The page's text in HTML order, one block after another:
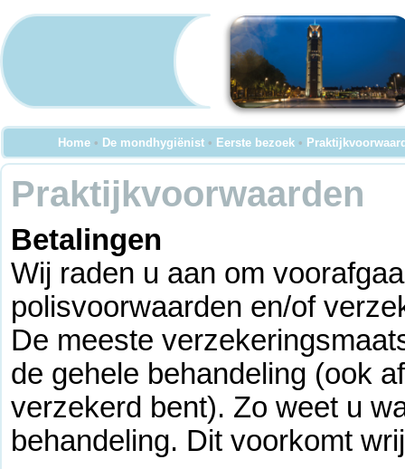
Home • De mondhygiënist • Eerste bezoek •
Praktijkvoorwaarden
Betalingen
Wij raden u aan om
polisvoorwaarden en/of
De meeste
de gehele behandeling (ook
verzekerd bent). Zo weet u
behandeling. Dit voorkomt